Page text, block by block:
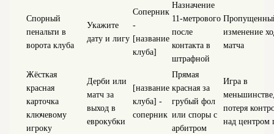
Спорный
пенальти в
ворота клуба
Укажите
дату и лигу
Соперник
-
[название
клуба]
Назначение
11‑метрового
после
контакта в
штрафной
изменение
матча
Жёсткая
красная
карточка
ключевому
игроку
Дерби или
матч за
выход в
еврокубки
[название
клуба] -
соперник
Прямая
красная за
грубый фол
или споры с
арбитром
Игра в
потеря
над центром